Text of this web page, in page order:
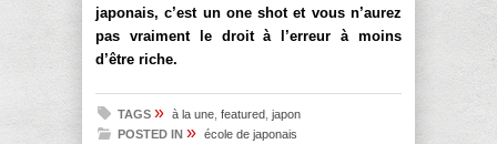
japonais, c’est un one shot et vous n’aurez
pas vraiment le droit à l’erreur à moins
d’être riche.
TAGS » à la une featured japon
POSTED IN » école de japonais